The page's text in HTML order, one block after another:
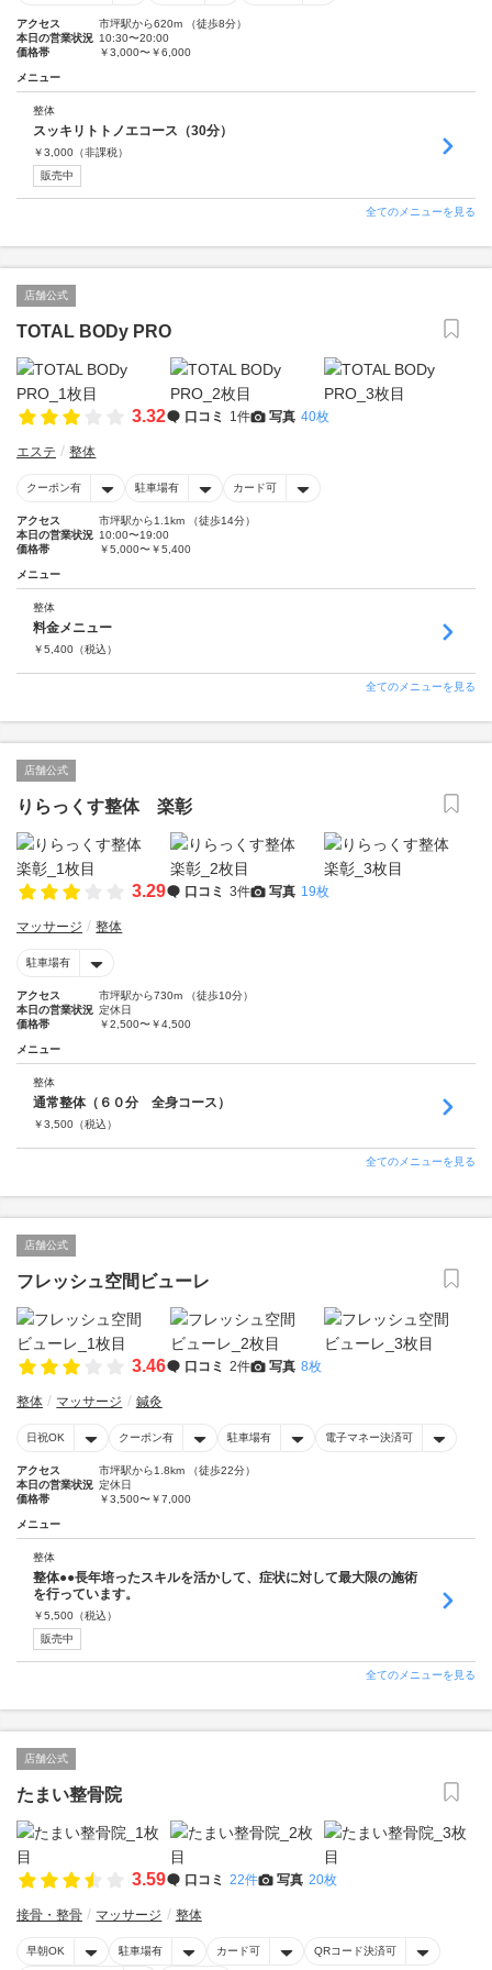
アクセス
市坪駅から620m （徒歩8分）
本日の営業状況 10:30〜20:00
価格帯
￥3,000〜￥6,000
メニュー
整体
スッキリトトノエコース（30分）
￥3,000 （非課税）
販売中
全てのメニューを見る
店舗公式
TOTAL BODy PRO
3.32 口コミ 1件 写真 40枚
エステ 整体
クーポン有 駐車場有 カード可
アクセス
市坪駅から1.1km （徒歩14分）
本日の営業状況 10:00〜19:00
価格帯
￥5,000〜￥5,400
メニュー
整体
料金メニュー
￥5,400 （税込）
全てのメニューを見る
店舗公式
りらっくす整体 楽彰
3.29 口コミ 3件 写真 19枚
マッサージ 整体
駐車場有
アクセス
市坪駅から730m （徒歩10分）
本日の営業状況 定休日
価格帯
￥2,500〜￥4,500
メニュー
整体
通常整体（６０分 全身コース）
￥3,500 （税込）
全てのメニューを見る
店舗公式
フレッシュ空間ビューレ
3.46 口コミ 2件 写真 8枚
整体 マッサージ 鍼灸
日祝OK クーポン有 駐車場有 電子マネー決済可
アクセス
市坪駅から1.8km （徒歩22分）
本日の営業状況 定休日
価格帯
￥3,500〜￥7,000
メニュー
整体
整体●●長年培ったスキルを活かして、症状に対して最大限の施術
を行っています。
￥5,500 （税込）
販売中
全てのメニューを見る
店舗公式
たまい整骨院
3.59 口コミ 22件 写真 20枚
接骨・整骨 マッサージ 整体
早朝OK 駐車場有 カード可 QRコード決済可